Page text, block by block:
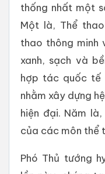
thống nhất một
Một là, Thể
thao thông minh
xanh, sạch và
hợp tác quốc tế
nhằm xây dựng
hiện đại. Năm
của các môn thể
Phó Thủ tướng